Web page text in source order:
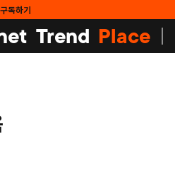
독하기
Trend Place